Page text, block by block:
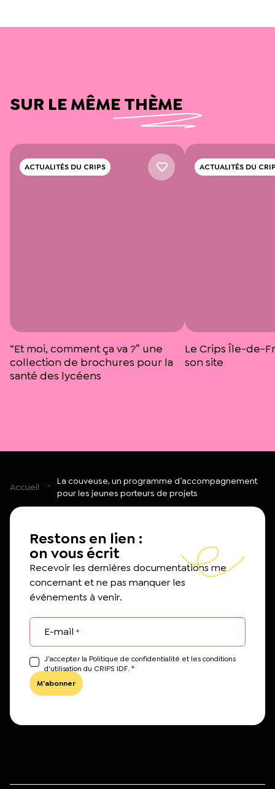
SUR LE MÊME THÈME
ACTUALITÉS DU CRIPS
“Et moi, comment ça va ?” une
collection de brochures pour la
santé des lycéens
ACTUALITÉS DU
Le Crips Île-de-
son site
Accueil
La couveuse, un programme d’accompagnement
pour les jeunes porteurs de projets
Restons en lien :
on vous écrit
Recevoir les dernières documentations me
concernant et ne pas manquer les
événements à venir.
E-mail *
J’accepter la Politique de confidentialité et les conditions
d'utilisation du CRIPS IDF. *